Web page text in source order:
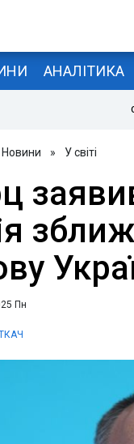
АНАЛІТИКА
Новини » У світі
Пн